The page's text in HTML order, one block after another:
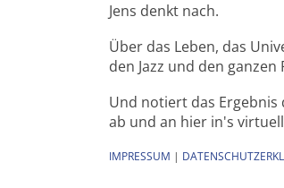
Jens denkt nach.
Über das Leben, das
den Jazz und den ganzen
Und notiert das Ergebnis
ab und an hier in's
IMPRESSUM |